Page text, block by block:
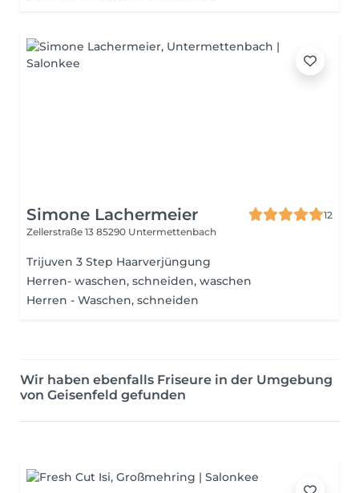
Simone Lachermeier
12
Zellerstraße 13 85290 Untermettenbach
Trijuven 3 Step Haarverjüngung
Herren- waschen, schneiden, waschen
Herren - Waschen, schneiden
Wir haben ebenfalls Friseure in der Umgebung
von Geisenfeld gefunden